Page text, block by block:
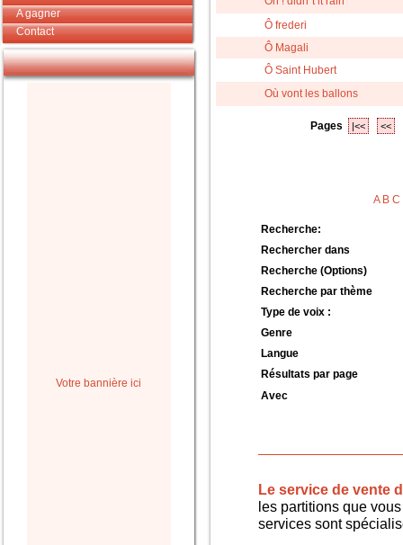
A gagner
Contact
Votre bannière ici
Ô frederi
Ô Magali
Ô Saint Hubert
Où vont les ballons
Pages |<< <<
A B C
Recherche:
Rechercher dans
Recherche (Options)
Recherche par thème
Type de voix :
Genre
Langue
Résultats par page
Avec
Le service de vente
les partitions que
services sont